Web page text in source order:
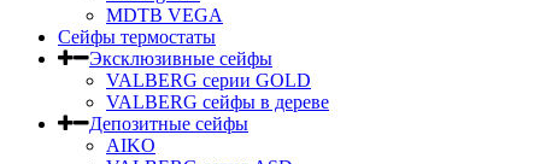
MDTB VEGA
Сейфы термостаты
Эксклюзивные сейфы
VALBERG серии GOLD
VALBERG сейфы в дереве
Депозитные сейфы
AIKO